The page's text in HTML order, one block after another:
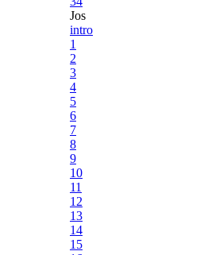
Jos
intro
1
2
3
4
5
6
7
8
9
10
11
12
13
14
15